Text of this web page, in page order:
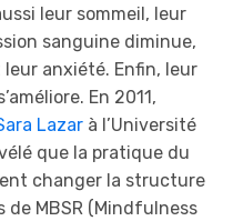
leur sommeil, leur
sanguine diminue,
anxiété. Enfin, leur
En 2011,
Lazarà l’Université
que la pratique du
changer la structure
de MBSR (Mindfulness